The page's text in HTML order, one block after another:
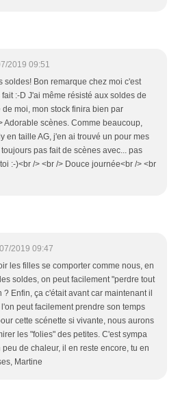
2019 09:51
soldes! Bon remarque chez moi c'est
:-D J'ai même résisté aux soldes de
de moi, mon stock finira bien par
Adorable scènes. Comme beaucoup,
en taille AG, j'en ai trouvé un pour mes
pas fait de scènes avec... pas
:-)<br /> <br /> Douce journée<br /> <br
2019 09:47
les filles se comporter comme nous, en
soldes, on peut facilement "perdre tout
Enfin, ça c'était avant car maintenant il
peut facilement prendre son temps
cette scénette si vivante, nous aurons
les "folies" des petites. C'est sympa
de chaleur, il en reste encore, tu en
Martine